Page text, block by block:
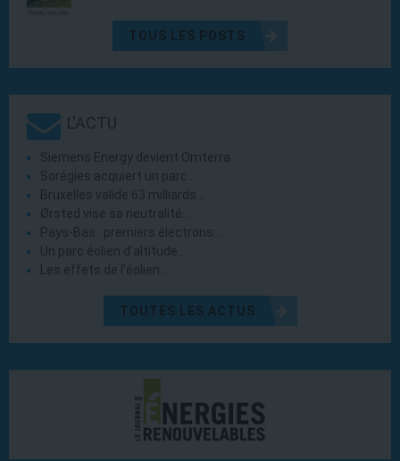
TOUS LES POSTS
L'ACTU
Siemens Energy devient Omterra
Sorégies acquiert un parc…
Bruxelles valide 63 milliards…
Ørsted vise sa neutralité…
Pays-Bas : premiers électrons…
Un parc éolien d’altitude…
Les effets de l’éolien…
TOUTES LES ACTUS